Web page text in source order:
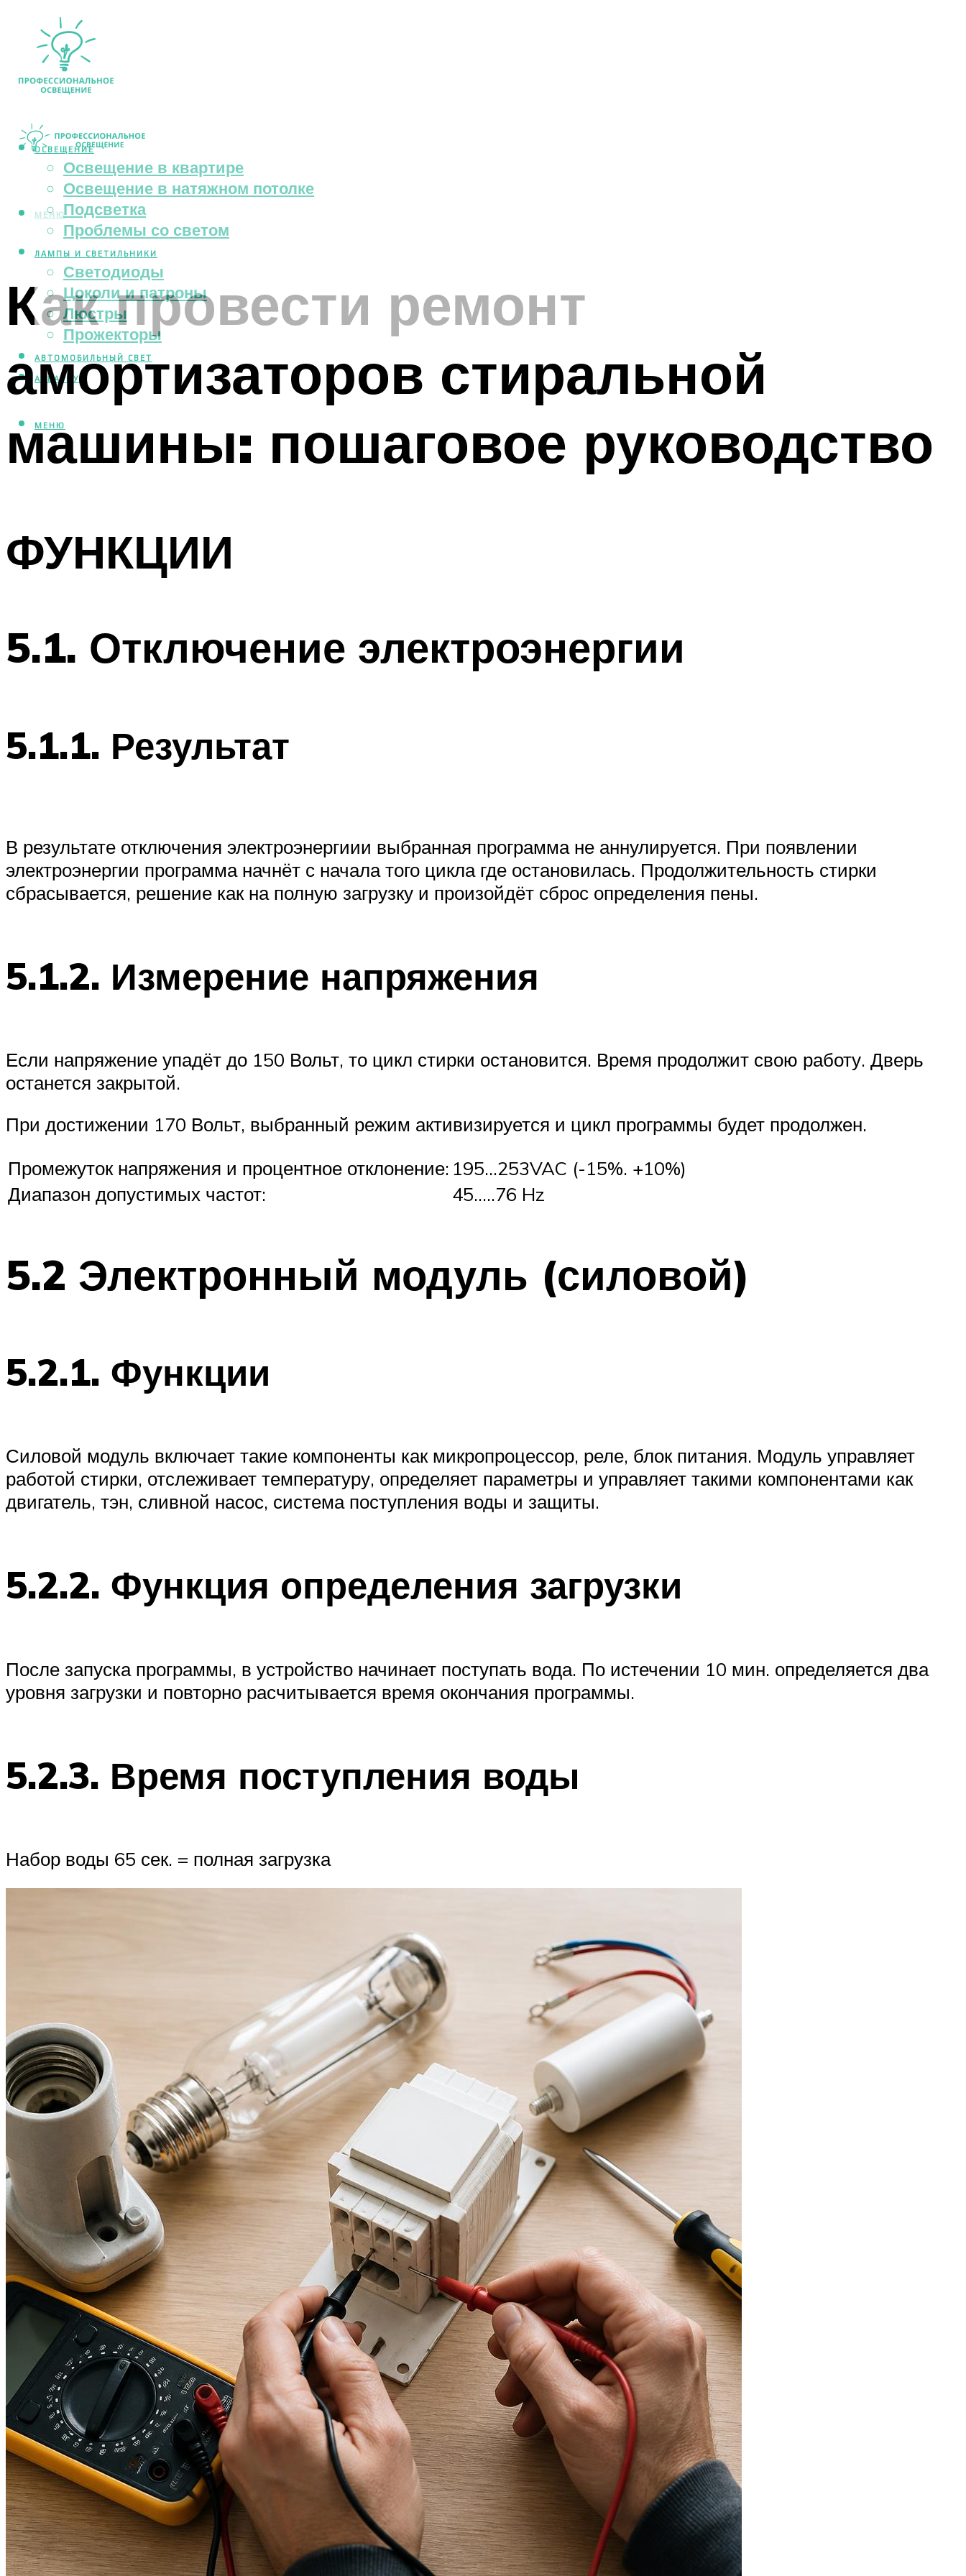
ОСВЕЩЕНИЕ
Освещение в квартире
Освещение в натяжном потолке
Подсветка
Проблемы со светом
ЛАМПЫ И СВЕТИЛЬНИКИ
Светодиоды
Цоколи и патроны
Люстры
Прожекторы
АВТОМОБИЛЬНЫЙ СВЕТ
АКВАРИУМ
МЕНЮ
МЕНЮ
Как провести ремонт
амортизаторов стиральной
машины: пошаговое руководство
ФУНКЦИИ
5.1. Отключение электроэнергии
5.1.1. Результат
В результате отключения электроэнергиии выбранная программа не аннулируется. При появлении
электроэнергии программа начнёт с начала того цикла где остановилась. Продолжительность стирки
сбрасывается, решение как на полную загрузку и произойдёт сброс определения пены.
5.1.2. Измерение напряжения
Если напряжение упадёт до 150 Вольт, то цикл стирки остановится. Время продолжит свою работу. Дверь
останется закрытой.
При достижении 170 Вольт, выбранный режим активизируется и цикл программы будет продолжен.
Промежуток напряжения и процентное отклонение: 195…253VAC (-15%. +10%)
Диапазон допустимых частот:
45…..76 Hz
5.2 Электронный модуль (силовой)
5.2.1. Функции
Силовой модуль включает такие компоненты как микропроцессор, реле, блок питания. Модуль управляет
работой стирки, отслеживает температуру, определяет параметры и управляет такими компонентами как
двигатель, тэн, сливной насос, система поступления воды и защиты.
5.2.2. Функция определения загрузки
После запуска программы, в устройство начинает поступать вода. По истечении 10 мин. определяется два
уровня загрузки и повторно расчитывается время окончания программы.
5.2.3. Время поступления воды
Набор воды 65 сек. = полная загрузка